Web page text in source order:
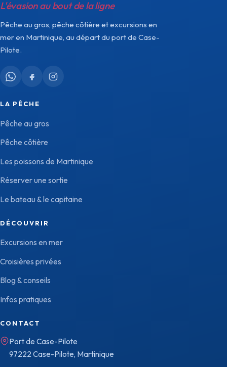
L'évasion au bout de la ligne
Pêche au gros, pêche côtière et excursions en
mer en Martinique, au départ du port de Case-
Pilote.
LA PÊCHE
Pêche au gros
Pêche côtière
Les poissons de Martinique
Réserver une sortie
Le bateau & le capitaine
DÉCOUVRIR
Excursions en mer
Croisières privées
Blog & conseils
Infos pratiques
CONTACT
Port de Case-Pilote
97222 Case-Pilote, Martinique